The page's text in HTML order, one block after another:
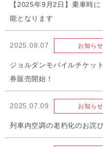
【2025年9月2日】乗車時
能となります
2025.08.07 お知らせ
ジョルダンモバイルチケッ
券販売開始！
2025.07.09 お知らせ
列車内空調の老朽化のお詫